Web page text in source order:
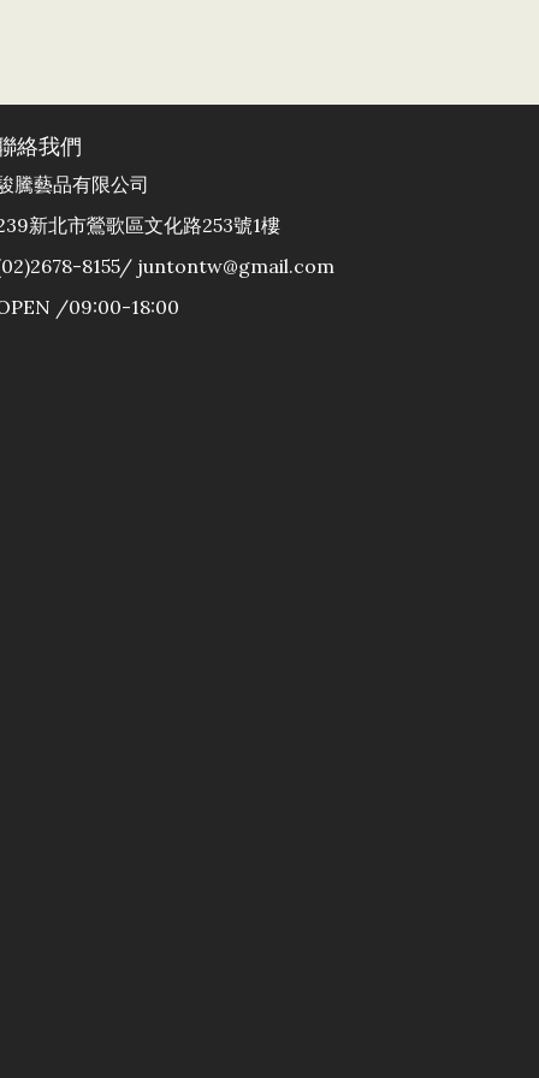
絡我們
騰藝品有限公司
新北市鶯歌區文化路253號1樓
8155/ juntontw@gmail.com
/09:00-18:00